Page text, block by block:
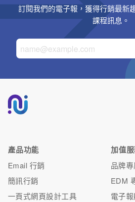
訂閱我們的電子報，獲得行銷最新
課程訊息。
產品功能
Email 行銷
簡訊行銷
一頁式網頁設計工具
加值
品牌
EDM
電子